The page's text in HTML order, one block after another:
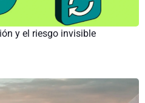
y el riesgo invisible